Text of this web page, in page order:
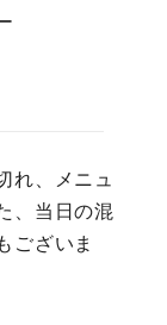
れ、メニュ
、当日の混
ございま